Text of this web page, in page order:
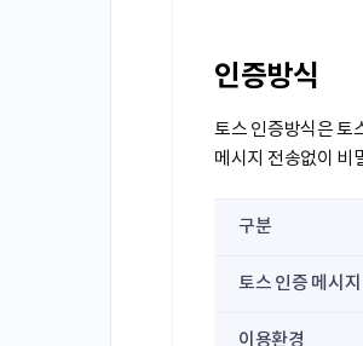
인증방식
토스 인증방식은 토
메시지 전송없이 비
구분
토스 인증 메시지
이용환경